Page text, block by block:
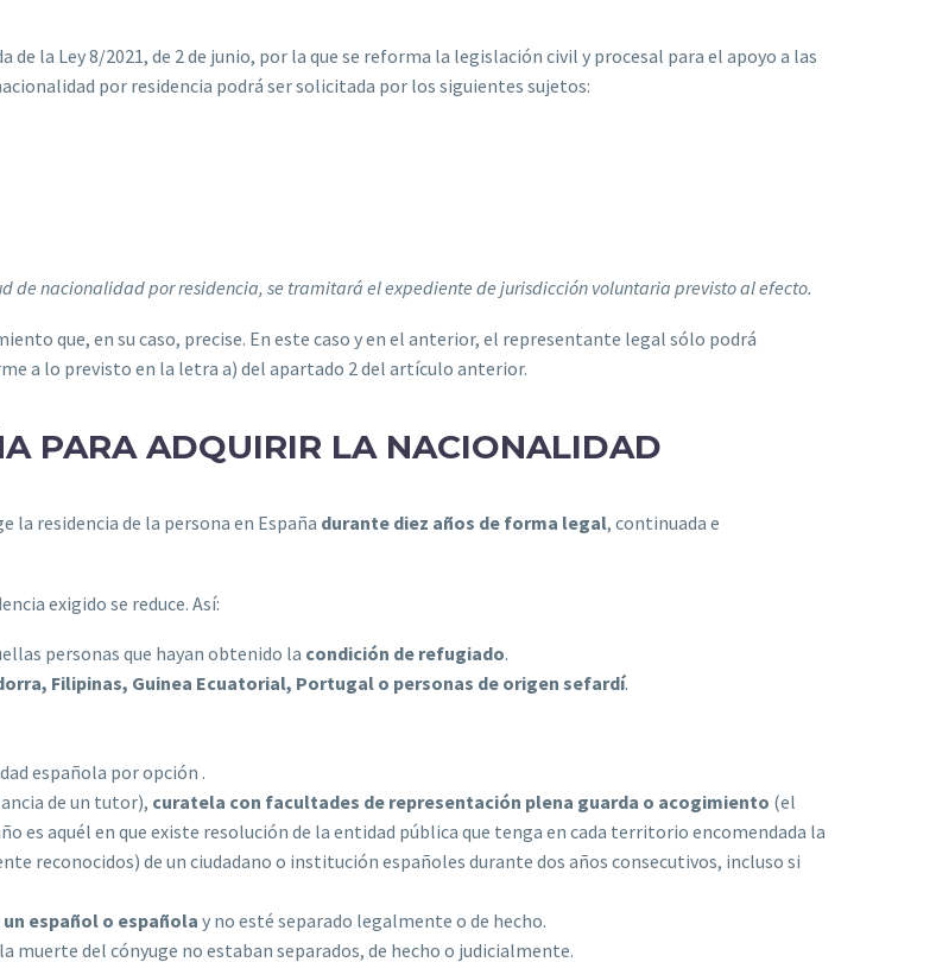
la Ley 8/2021, de 2 de junio, por la que se reforma la legislación civil y procesal para el apoyo a las
por residencia podrá ser solicitada por los siguientes sujetos:
de nacionalidad por residencia, se tramitará el expediente de jurisdicción voluntaria previsto al efecto.
que, en su caso, precise. En este caso y en el anterior, el representante legal sólo podrá
a lo previsto en la letra a) del apartado 2 del artículo anterior.
PARA ADQUIRIR LA NACIONALIDAD
la residencia de la persona en España durante diez años de forma legal, continuada e
exigido se reduce. Así:
personas que hayan obtenido la condición de refugiado.
Filipinas, Guinea Ecuatorial, Portugal o personas de origen sefardí.
española por opción .
de un tutor), curatela con facultades de representación plena guarda o acogimiento (el
es aquél en que existe resolución de la entidad pública que tenga en cada territorio encomendada la
reconocidos) de un ciudadano o institución españoles durante dos años consecutivos, incluso si
español o española y no esté separado legalmente o de hecho.
muerte del cónyuge no estaban separados, de hecho o judicialmente.